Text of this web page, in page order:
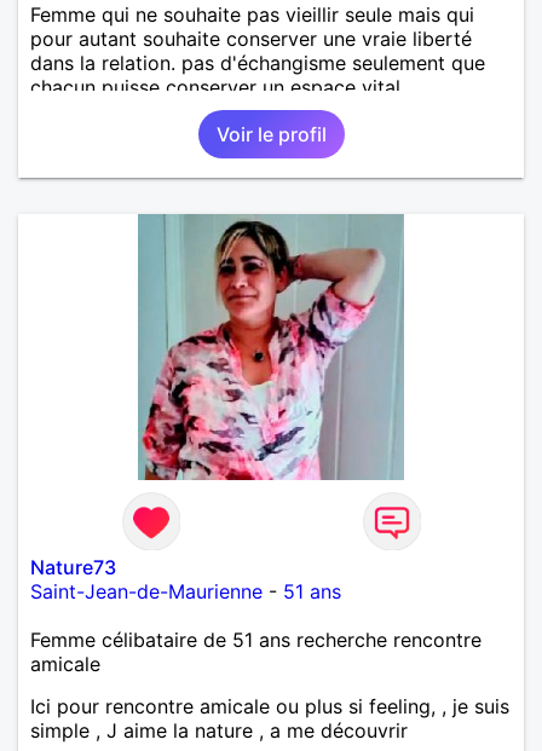
Femme qui ne souhaite pas vieillir seule mais qui
pour autant souhaite conserver une vraie liberté
dans la relation. pas d'échangisme seulement que
chacun puisse conserver un espace vital
Voir le profil
Nature73
Saint-Jean-de-Maurienne - 51 ans
Femme célibataire de 51 ans recherche rencontre
amicale
Ici pour rencontre amicale ou plus si feeling, , je suis
simple , J aime la nature , a me découvrir